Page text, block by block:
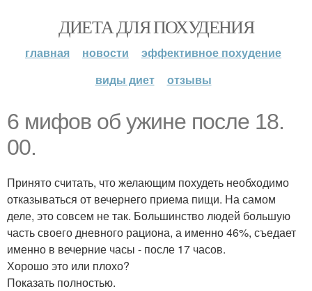
ДИЕТА ДЛЯ ПОХУДЕНИЯ
главная новости
эффективное похудение
виды диет
отзывы
6 мифов об ужине после 18.
00.
Принято считать, что желающим похудеть необходимо
отказываться от вечернего приема пищи. На самом
деле, это совсем не так. Большинство людей большую
часть своего дневного рациона, а именно 46%, съедает
именно в вечерние часы - после 17 часов.
Хорошо это или плохо?
Показать полностью.